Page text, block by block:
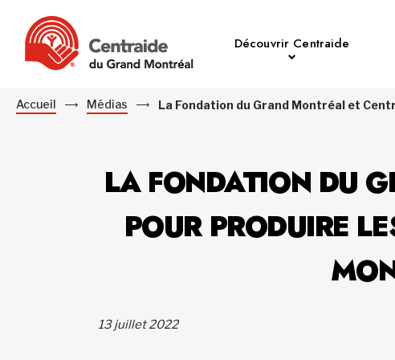
Découvrir Centraide
Accueil Médias La Fondation du Grand Montréal et
LA FONDATION DU
POUR PRODUIRE
13 juillet 2022